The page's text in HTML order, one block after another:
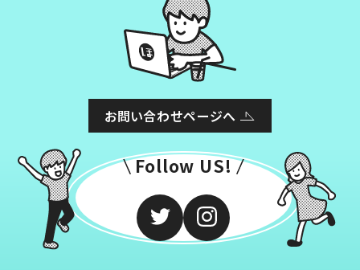
お問い合わせページへ
Follow US!